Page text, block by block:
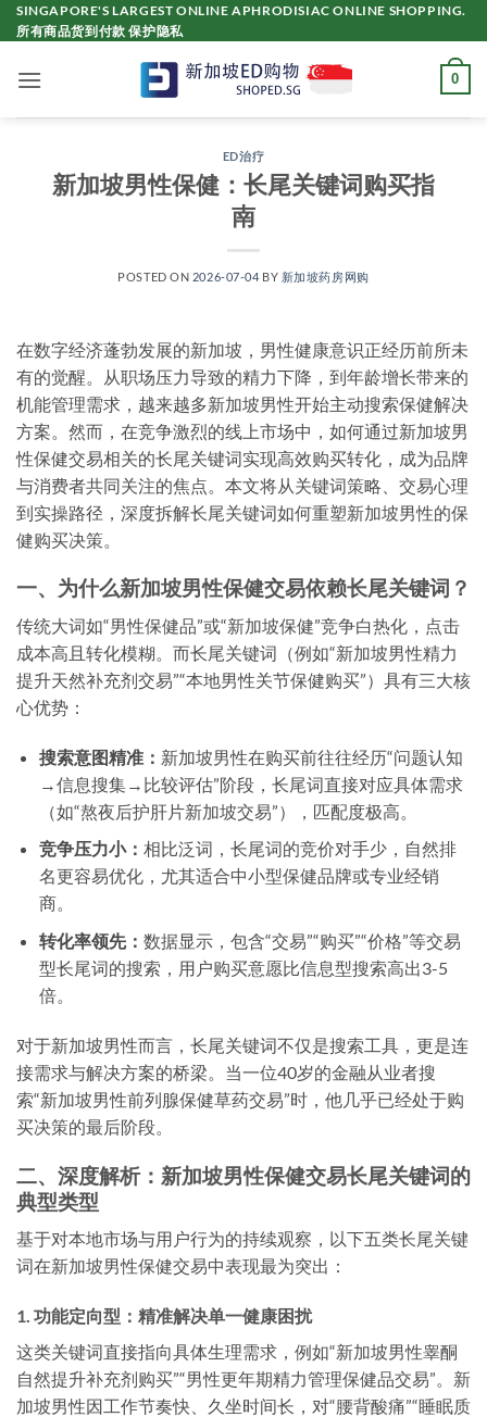
Skip
to
SINGAPORE'S LARGEST ONLINE APHRODISIAC ONLINE SHOPPING.
所有商品货到付款 保护隐私
0
ED治疗
新加坡男性保健：长尾关键词购买指
南
POSTED ON 2026-07-04 BY 新加坡药房网购
在数字经济蓬勃发展的新加坡，男性健康意识正经历前所未
有的觉醒。从职场压力导致的精力下降，到年龄增长带来的
机能管理需求，越来越多新加坡男性开始主动搜索保健解决
方案。然而，在竞争激烈的线上市场中，如何通过新加坡男
性保健交易相关的长尾关键词实现高效购买转化，成为品牌
与消费者共同关注的焦点。本文将从关键词策略、交易心理
到实操路径，深度拆解长尾关键词如何重塑新加坡男性的保
健购买决策。
一、为什么新加坡男性保健交易依赖长尾关键词？
传统大词如“男性保健品”或“新加坡保健”竞争白热化，点击
成本高且转化模糊。而长尾关键词 （例如“新加坡男性精力
提升天然补充剂交易”“本地男性关节保健购买”）具有三大核
心优势：
搜索意图精准： 新加坡男性在购买前往往经历“问题认知
→信息搜集→比较评估”阶段，长尾词直接对应具体需求
（如“熬夜后护肝片新加坡交易”），匹配度极高。
竞争压力小： 相比泛词，长尾词的竞价对手少，自然排
名更容易优化，尤其适合中小型保健品牌或专业经销
商。
转化率领先： 数据显示，包含“交易”“购买”“价格”等交易
型长尾词的搜索，用户购买意愿比信息型搜索高出3-5
倍。
对于新加坡男性而言，长尾关键词不仅是搜索工具，更是连
接需求与解决方案的桥梁。当一位40岁的金融从业者搜
索“新加坡男性前列腺保健草药交易”时，他几乎已经处于购
买决策的最后阶段。
二、深度解析：新加坡男性保健交易长尾关键词的
典型类型
基于对本地市场与用户行为的持续观察，以下五类长尾关键
词在新加坡男性保健交易中表现最为突出：
1. 功能定向型：精准解决单一健康困扰
这类关键词直接指向具体生理需求，例如“新加坡男性睾酮
自然提升补充剂购买”“男性更年期精力管理保健品交易”。新
加坡男性因工作节奏快、久坐时间长，对“腰背酸痛”“睡眠质